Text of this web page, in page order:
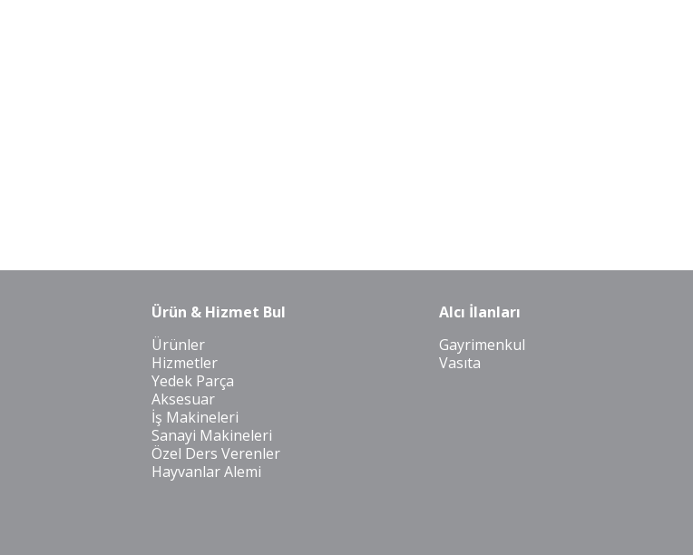
Ürün & Hizmet Bul
Ürünler
Hizmetler
Yedek Parça
Aksesuar
İş Makineleri
Sanayi Makineleri
Özel Ders Verenler
Hayvanlar Alemi
Alcı İlanları
Gayrimenkul
Vasıta